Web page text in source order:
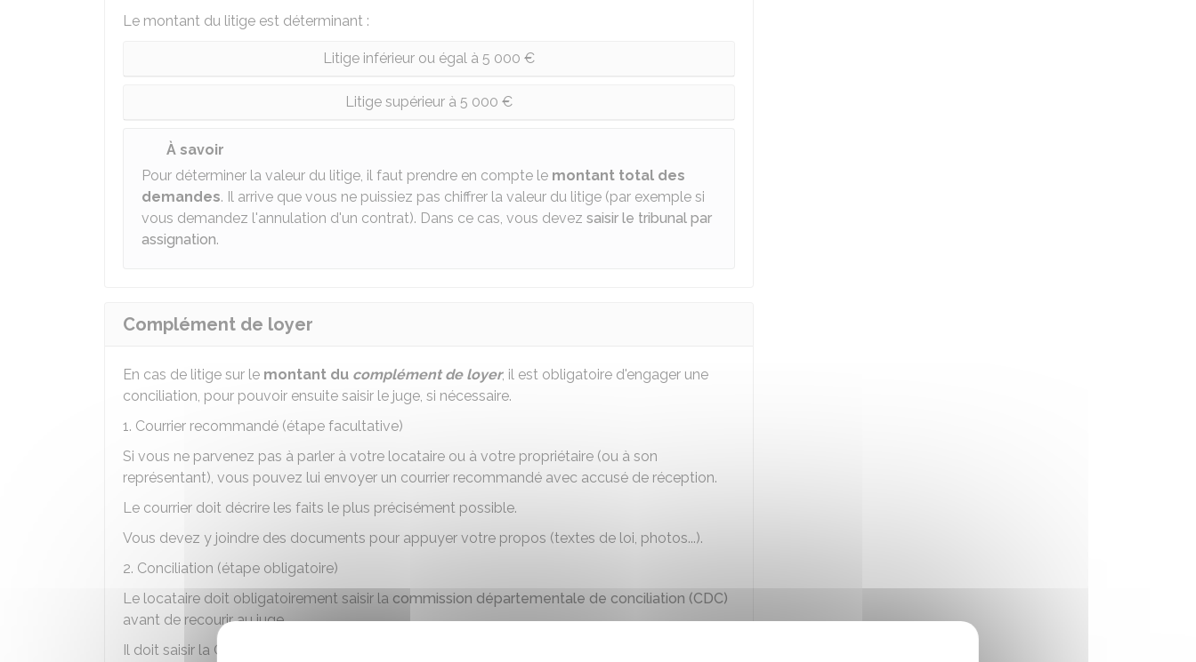
Le montant du litige est déterminant :
Litige inférieur ou égal à 5 000 €
Litige supérieur à 5 000 €
À savoir
Pour déterminer la valeur du litige, il faut prendre en compte le montant total des
demandes. Il arrive que vous ne puissiez pas chiffrer la valeur du litige (par exemple si
vous demandez l'annulation d'un contrat). Dans ce cas, vous devez saisir le tribunal par
assignation.
Complément de loyer
En cas de litige sur le montant du complément de loyer, il est obligatoire d'engager une
conciliation, pour pouvoir ensuite saisir le juge, si nécessaire.
1. Courrier recommandé (étape facultative)
Si vous ne parvenez pas à parler à votre locataire ou à votre propriétaire (ou à son
représentant), vous pouvez lui envoyer un courrier recommandé avec accusé de réception.
Le courrier doit décrire les faits le plus précisément possible.
Vous devez y joindre des documents pour appuyer votre propos (textes de loi, photos...).
2. Conciliation (étape obligatoire)
Le locataire doit obligatoirement saisir la commission départementale de conciliation (CDC)
avant de recourir au juge.
Il doit saisir la CDC dans un délai de 3 mois après la signature du bail.